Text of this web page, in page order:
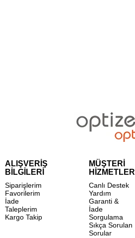
ALIŞVERİŞ
BİLGİLERİ
Siparişlerim
Favorilerim
İade
Taleplerim
Kargo Takip
MÜŞTERİ
HİZMETLERİ
Canlı Destek
Yardım
Garanti &
İade
Sorgulama
Sıkça Sorulan
Sorular